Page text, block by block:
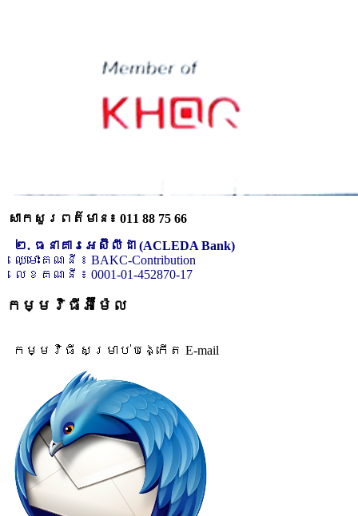
សាកសួរពត៌មាន៖ 011 88 75 66
២. ធនាគារអេស៊ីលីដា (ACLEDA Bank)
ឈ្មោះគណនី ៖ BAKC-Contribution
លេខគណនី ៖ 0001-01-452870-17
កម្មវិធីអ៊ីម៉ែល
កម្មវិធី សម្រាប់បង្កើត E-mail